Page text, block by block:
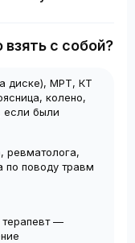
курсы
1-2 раза в год.
консультацию в
взять с собой?
диске), МРТ, КТ
колено,
если были
ревматолога,
по поводу травм
—